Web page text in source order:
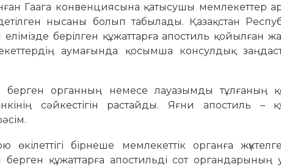
Гаага конвенциясына қатысушы мемлекеттер
нысаны болып табылады. Қазақстан
берілген құжаттарға апостиль қойылған
аумағында қосымша консулдық
органның немесе лауазымды тұлғаның
сәйкестігін растайды. Яғни апостиль –
бірнеше мемлекеттік органға
құжаттарға апостильді сот органдарының